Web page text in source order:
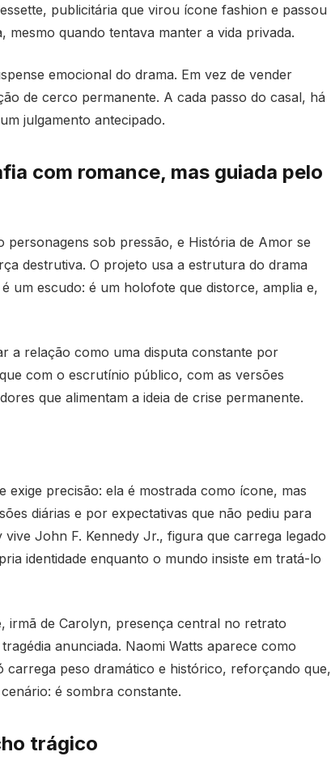
publicitária que virou ícone fashion e passou
quando tentava manter a vida privada.
emocional do drama. Em vez de vender
de cerco permanente. A cada passo do casal, há
julgamento antecipado.
com romance, mas guiada pelo
sob pressão, e História de Amor se
destrutiva. O projeto usa a estrutura do drama
um escudo: é um holofote que distorce, amplia e,
a relação como uma disputa constante por
com o escrutínio público, com as versões
que alimentam a ideia de crise permanente.
precisão: ela é mostrada como ícone, mas
diárias e por expectativas que não pediu para
John F. Kennedy Jr., figura que carrega legado
identidade enquanto o mundo insiste em tratá-lo
irmã de Carolyn, presença central no retrato
anunciada. Naomi Watts aparece como
carrega peso dramático e histórico, reforçando que,
é sombra constante.
trágico